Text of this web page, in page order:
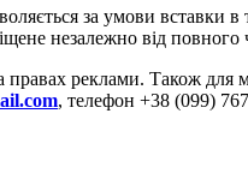
за умови вставки
незалежно від повного
реклами. Також для
, телефон +38 (099)